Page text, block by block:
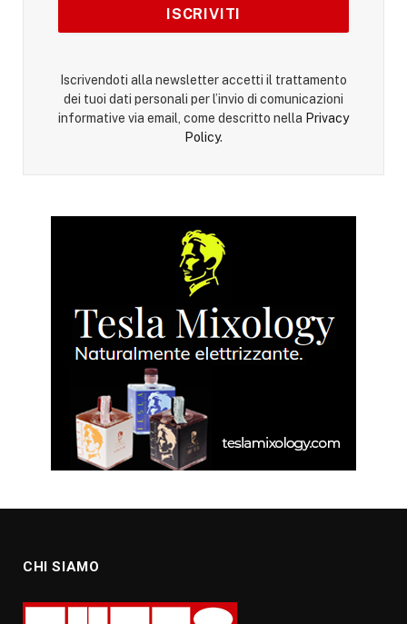
Iscrivendoti alla newsletter accetti il trattamento
dei tuoi dati personali per l’invio di comunicazioni
informative via email, come descritto nella Privacy
Policy.
CHI SIAMO